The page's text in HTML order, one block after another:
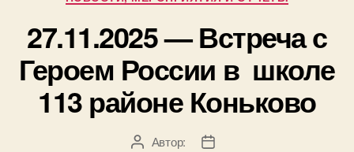
o
o
k
p
p
m a
ss
ni
ki
и
ть
27.11.2025 — Встреча с
Героем России в школе
113 районе Коньково
АвторАвтор:
Дата